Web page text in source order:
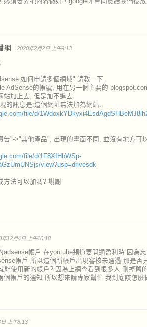
網 2020年2月2日 上午9:13
如何申請多個網域" 請教一下.
AdSense的帳號, 用在另一個主要的
站加上去, 但是加不進去.
的訊息是:這個網址無法加為網站.
file/d/
告"->"其他產品", 出現的畫面不同, 並沒有地方可
file/d/1F8XIHbWSp-
view?usp=drivesdk
方法可以加嗎? 謝謝
年12月4日 上午10:18
adsense帳戶 在youtube頻道要開通盈利時 因為
帳戶 所以這個新帳戶出現審核未通過 那是否
能使用新的帳戶? 因為上網查看到很多人 刪掉舊
個帳戶的通知 所以想來請專家幫忙 我到底該怎麼
上午8:13